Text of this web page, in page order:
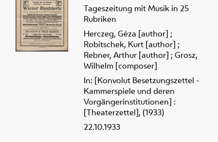
Tageszeitung mit Musik in 25
Rubriken
Herczeg, Géza [author] ;
Robitschek, Kurt [author] ;
Rebner, Arthur [author] ; Grosz,
Wilhelm [composer]
In: [Konvolut Besetzungszettel -
Kammerspiele und deren
Vorgängerinstitutionen] :
[Theaterzettel], (1933)
22.10.1933